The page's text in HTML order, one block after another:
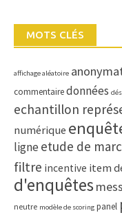
MOTS CLÉS
affichage aléatoire
commentairedonnées
echantillon
numérique
ligneetude de
filtre incentive item
d'enquêtes
neutre modèle de scoring panel